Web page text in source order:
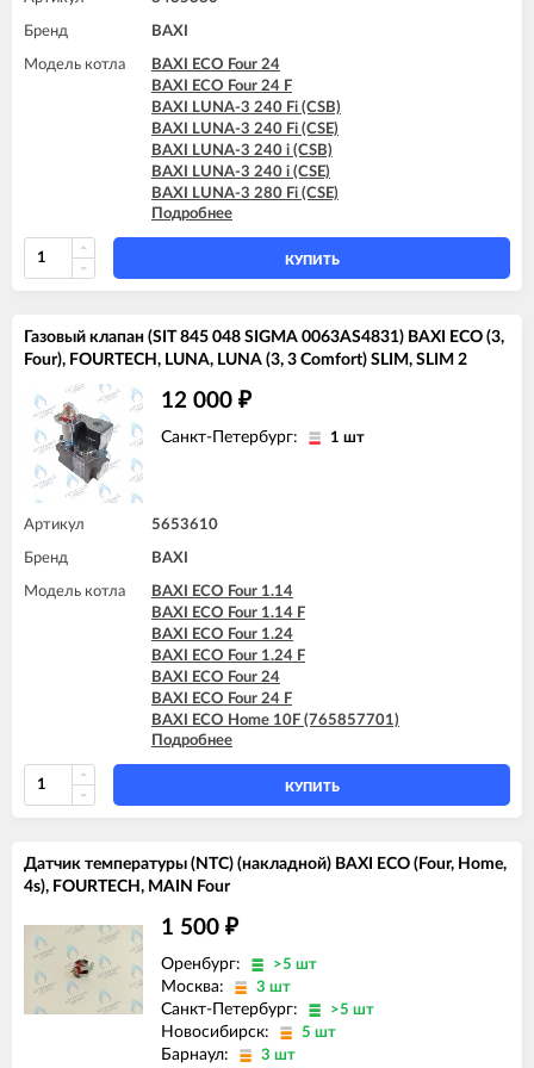
Бренд BAXI
Модель котла
BAXI ECO Four 24
BAXI ECO Four 24 F
BAXI LUNA-3 240 Fi (CSB)
BAXI LUNA-3 240 Fi (CSE)
BAXI LUNA-3 240 i (CSB)
BAXI LUNA-3 240 i (CSE)
BAXI LUNA-3 280 Fi (CSE)
BAXI LUNA-3 310 Fi (CSB)
BAXI LUNA-3 310 Fi (CSE)
BAXI LUNA-3 COMFORT 240 Fi (CSE)
BAXI LUNA-3 COMFORT 240 Fi (CSZ)
BAXI LUNA-3 COMFORT 310 Fi (CSE)
BAXI LUNA-3 COMFORT 310 Fi (CSZ)
Подробнее
КУПИТЬ
Газовый клапан (SIT 845 048 SIGMA 0063AS4831) BAXI ECO (3,
Four), FOURTECH, LUNA, LUNA (3, 3 Comfort) SLIM, SLIM 2
12 000 ₽
Санкт-Петербург: 1 шт
Артикул 5653610
Бренд BAXI
Модель котла
BAXI ECO Four 1.14
BAXI ECO Four 1.14 F
BAXI ECO Four 1.24
BAXI ECO Four 1.24 F
BAXI ECO Four 24
BAXI ECO Four 24 F
BAXI ECO Home 10F (765857701)
BAXI ECO Home 10F (7729462)
BAXI ECO Home 10F (7787575)
BAXI ECO Home 14F (765281001)
BAXI ECO Home 14F (7729463)
BAXI ECO Home 24F (7729464)
BAXI ECO Home 24F (7787577)
BAXI ECO-3 1.240 Fi
BAXI ECO-3 240 Fi
BAXI ECO-3 240 I
BAXI ECO-3 280 Fi
BAXI ECO-4s 1.24 F
BAXI ECO-4s 10 F
BAXI ECO-4s 18 F
BAXI ECO-4s 24
Подробнее
КУПИТЬ
Датчик температуры (NTC) (накладной) BAXI ECO (Four, Home,
4s), FOURTECH, MAIN Four
1 500 ₽
Оренбург: >5 шт
Москва: 3 шт
Санкт-Петербург: >5 шт
Новосибирск: 5 шт
Барнаул: 3 шт